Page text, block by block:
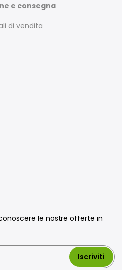
e consegna
di vendita
le nostre offerte in
Iscriviti